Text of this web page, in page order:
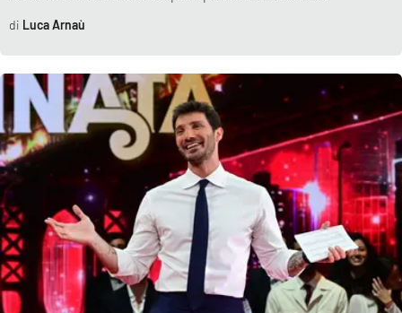
Luca Arnaù